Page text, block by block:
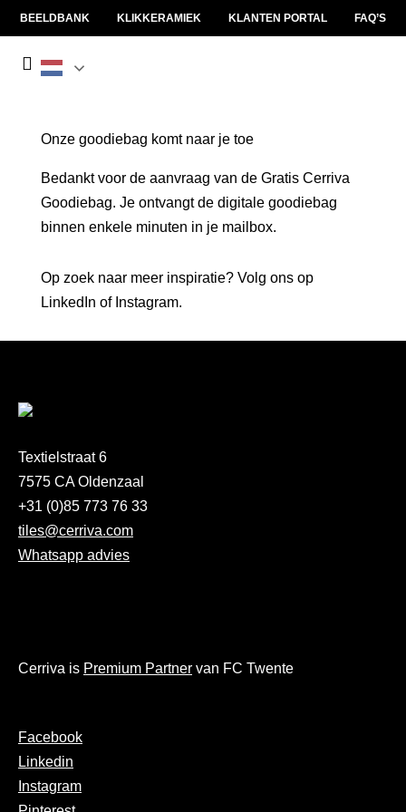
BEELDBANK KLIKKERAMIEK KLANTEN PORTAL FAQ’S
Onze goodiebag komt naar je toe
Bedankt voor de aanvraag van de Gratis Cerriva
Goodiebag. Je ontvangt de digitale goodiebag
binnen enkele minuten in je mailbox.
Op zoek naar meer inspiratie? Volg ons op
LinkedIn of Instagram.
Textielstraat 6
7575 CA Oldenzaal
+31 (0)85 773 76 33
tiles@cerriva.com
Whatsapp advies
Cerriva is Premium Partner van FC Twente
Facebook
Linkedin
Instagram